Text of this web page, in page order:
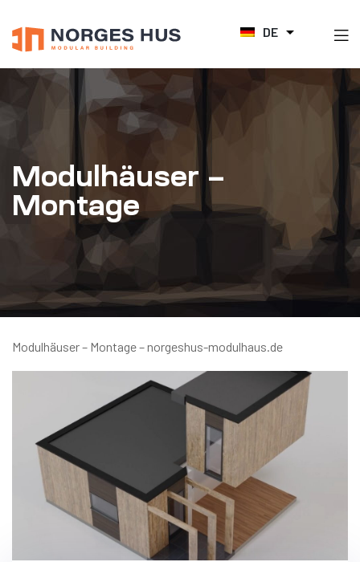
DE
Modulhäuser –
Montage
Modulhäuser – Montage – norgeshus-modulhaus.de